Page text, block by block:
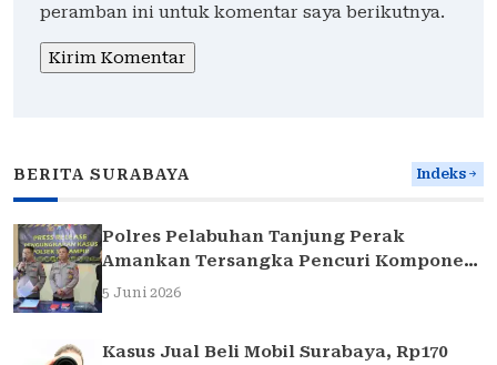
peramban ini untuk komentar saya berikutnya.
BERITA SURABAYA Indeks
Polres Pelabuhan Tanjung Perak
Amankan Tersangka Pencuri Komponen
Traffic Light di Surabaya
5 Juni 2026
Kasus Jual Beli Mobil Surabaya, Rp170